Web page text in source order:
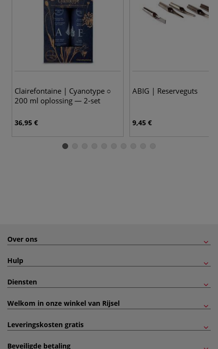
Clairefontaine | Cyanotype ○
200 ml oplossing — 2-set
36,95 €
ABIG | Reserveguts
9,45 €
Over ons
Hulp
Diensten
Welkom in onze winkel van Rijsel
Leveringskosten gratis
Beveiligde betaling